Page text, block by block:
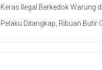
Keras Ilegal Berkedok Warung
Pelaku Ditangkap, Ribuan Butir